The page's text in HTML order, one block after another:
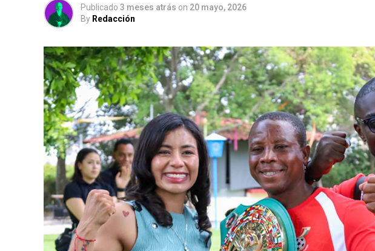
Publicado 3 meses atrás on 20 mayo, 2026
By Redacción